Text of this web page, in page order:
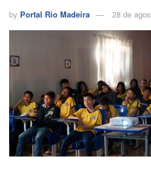
by Portal Rio Madeira 28 de